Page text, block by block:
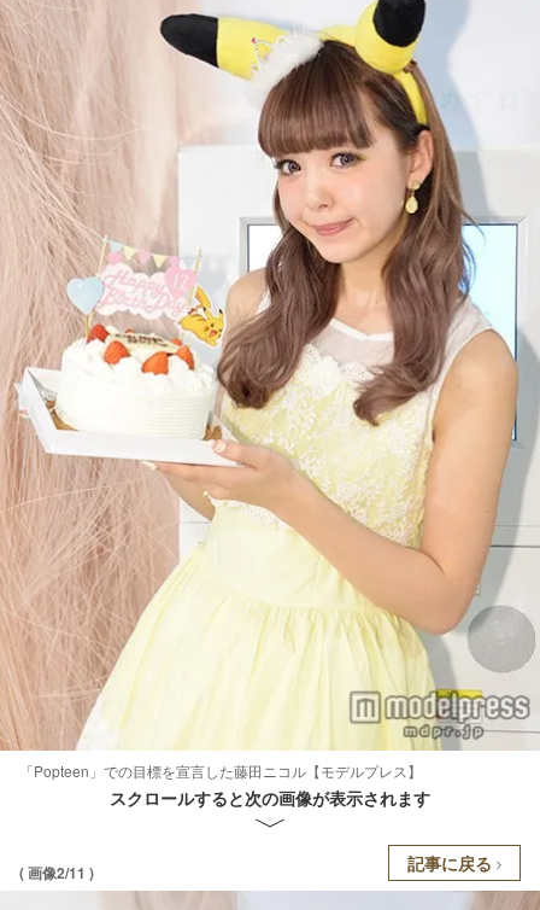
「Popteen」での目標を宣言した藤田ニコル【モデルプレス】
スクロールすると次の画像が表示されます
( 画像2/11 ) 記事に戻る